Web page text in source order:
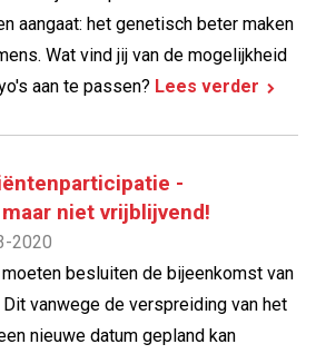
aangaat: het genetisch beter maken
Wat vind jij van de mogelijkheid
aan te passen? Lees verder
-
niet vrijblijvend!
2020
besluiten de bijeenkomst van
Dit vanwege de verspreiding van het
nieuwe datum gepland kan